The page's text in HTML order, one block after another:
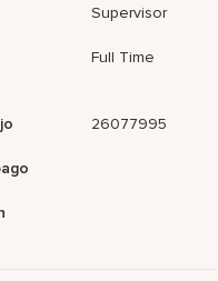
Supervisor
Full Time
26077995